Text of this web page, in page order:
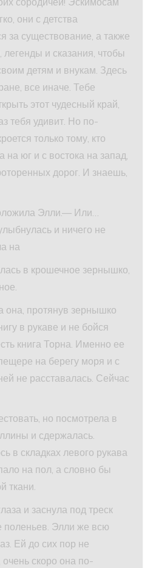
они с детства
за существование, а также
легенды и сказания, чтобы
детям и внукам. Здесь
все иначе. Тебе
этот чудесный край,
тебя удивит. Но по-
только тому, кто
на юг и с востока на запад,
дорог. И знаешь,
Элли.— Или…
и ничего не
на
в крошечное зернышко,
протянув зернышко
в рукаве и не бойся
книга Торна. Именно ее
на берегу моря и с
не расставалась. Сейчас
но посмотрела в
и сдержалась.
в складках левого рукава
на пол, а словно бы
ткани.
и заснула под треск
Элли же всю
Ей до сих пор не
очень скоро она по-